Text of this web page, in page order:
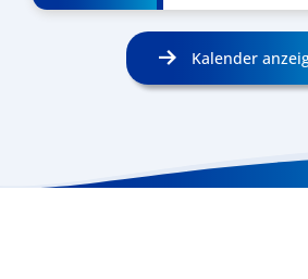
Kalender